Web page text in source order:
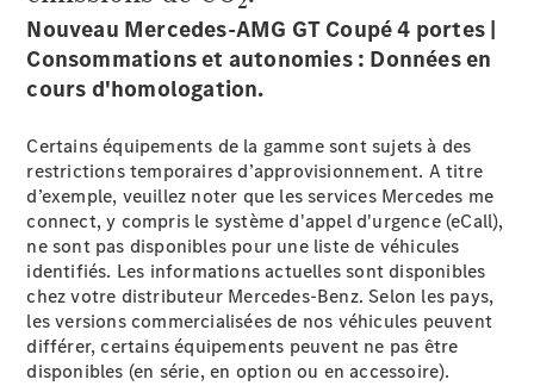
SUV
Tous les
SUVs
EQE
SUV
Électrique
EQS
SUV
Électrique
Mercedes-
Maybach
EQS SUV
Électrique
Nouveau Mercedes-AMG GT Coupé 4 portes |
Consommations et autonomies : Données en
cours d'homologation.
Certains équipements de la gamme sont sujets à des
restrictions temporaires d’approvisionnement. A titre
d’exemple, veuillez noter que les services Mercedes me
connect, y compris le système d'appel d'urgence (eCall),
ne sont pas disponibles pour une liste de véhicules
identifiés. Les informations actuelles sont disponibles
chez votre distributeur Mercedes-Benz. Selon les pays,
les versions commercialisées de nos véhicules peuvent
différer, certains équipements peuvent ne pas être
disponibles (en série, en option ou en accessoire).